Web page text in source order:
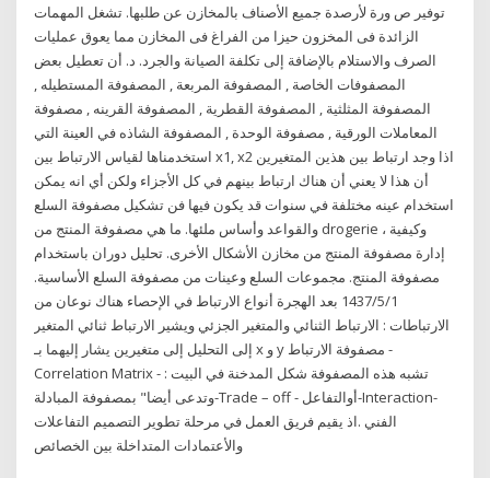
توفير ص ورة لأرصدة جميع الأصناف بالمخازن عن طلبها. تشغل المهمات
الزائدة فى المخزون حيزا من الفراغ فى المخازن مما يعوق عمليات
الصرف والاستلام بالإضافة إلى تكلفة الصيانة والجرد. د. أن تعطيل بعض
المصفوفات الخاصة , المصفوفة المربعة , المصفوفة المستطيله ,
المصفوفة المثلثية , المصفوفة القطرية , المصفوفة القرينه , مصفوفة
المعاملات الورقية , مصفوفة الوحدة , المصفوفة الشاذه في العينة التي
استخدمناها لقياس الارتباط بين x1, x2 اذا وجد ارتباط بين هذين المتغيرين
أن هذا لا يعني أن هناك ارتباط بينهم في كل الأجزاء ولكن أي انه يمكن
استخدام عينه مختلفة في سنوات قد يكون فيها فن تشكيل مصفوفة السلع
والقواعد وأساس ملئها. ما هي مصفوفة المنتج من drogerie ، وكيفية
إدارة مصفوفة المنتج من مخازن الأشكال الأخرى. تحليل دوران باستخدام
مصفوفة المنتج. مجموعات السلع وعينات من مصفوفة السلع الأساسية.
1‏‏/5‏‏/1437 بعد الهجرة أنواع الارتباط في الإحصاء هناك نوعان من
الارتباطات : الارتباط الثنائي والمتغير الجزئي ويشير الارتباط ثنائي المتغير
إلى التحليل إلى متغيرين يشار إليهما بـ x و y مصفوفة الارتباط -
Correlation Matrix - : تشبه هذه المصفوفة شكل المدخنة في البيت
وتدعى أيضا" بمصفوفة المبادلة-Trade – off - أوالتفاعل-Interaction-
الفني .اذ يقيم فريق العمل في مرحلة تطوير التصميم التفاعلات
والأعتمادات المتداخلة بين الخصائص